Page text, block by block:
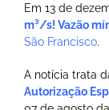
Em 13 de
m³/s! Vazão
São Francisco.
A notícia trata
Autorização